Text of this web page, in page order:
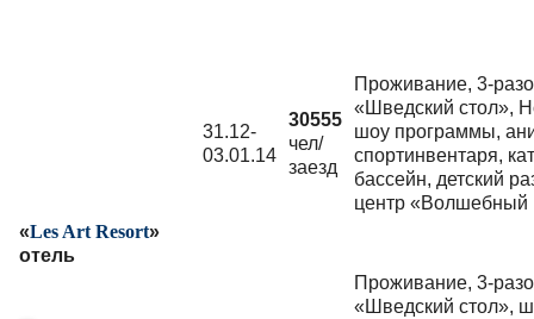
«Les Art Resort»
отель
31.12-
03.01.14
30555
чел/
заезд
Проживание, 3-
«Шведский стол»,
шоу программы,
спортинвентаря,
бассейн, детский
центр «Волшебный
Проживание, 3-
«Шведский стол»,